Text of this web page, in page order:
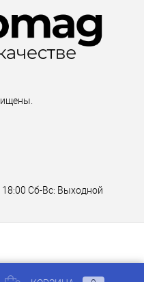
Сб-Вс: Выходной